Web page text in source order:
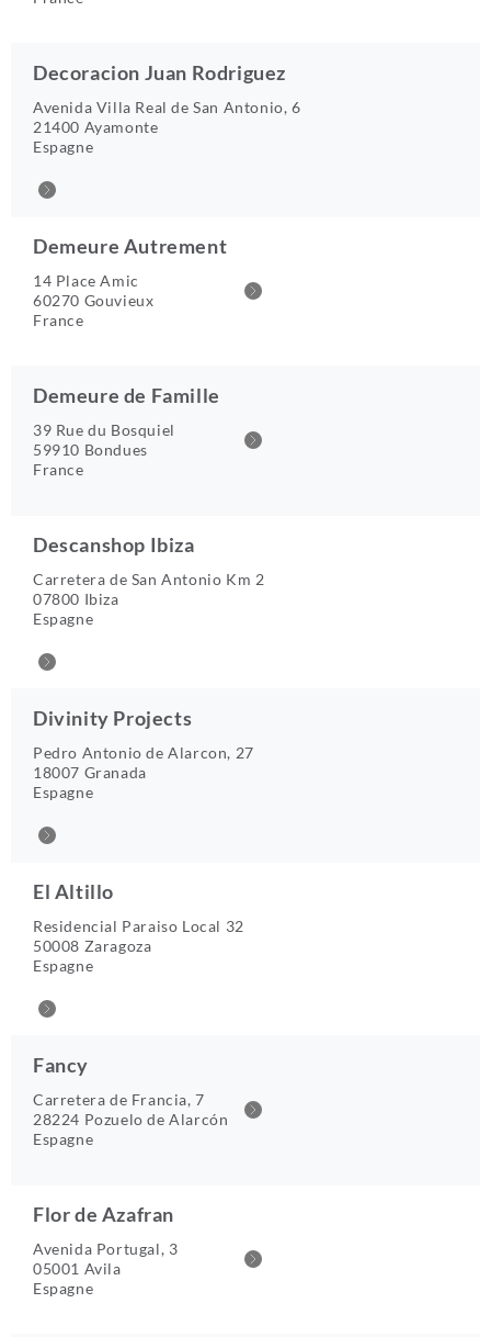
Decoracion Juan Rodriguez
Avenida Villa Real de San Antonio, 6
21400 Ayamonte
Espagne
Demeure Autrement
14 Place Amic
60270 Gouvieux
France
Demeure de Famille
39 Rue du Bosquiel
59910 Bondues
France
Descanshop Ibiza
Carretera de San Antonio Km 2
07800 Ibiza
Espagne
Divinity Projects
Pedro Antonio de Alarcon, 27
18007 Granada
Espagne
El Altillo
Residencial Paraiso Local 32
50008 Zaragoza
Espagne
Fancy
Carretera de Francia, 7
28224 Pozuelo de Alarcón
Espagne
Flor de Azafran
Avenida Portugal, 3
05001 Avila
Espagne